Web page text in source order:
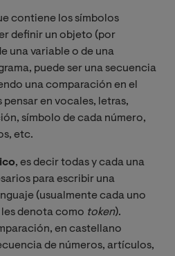
contiene los símbolos
definir un objeto (por
una variable o de una
puede ser una secuencia
una comparación en el
en vocales, letras,
símbolo de cada número,
etc.
, es decir todas y cada una
para escribir una
(usualmente cada uno
denota como token).
en castellano
de números, artículos,